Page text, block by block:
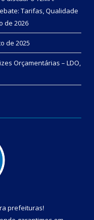
Tarifas, Qualidade
de 2026
de 2025
Orçamentárias – LDO,
prefeituras!